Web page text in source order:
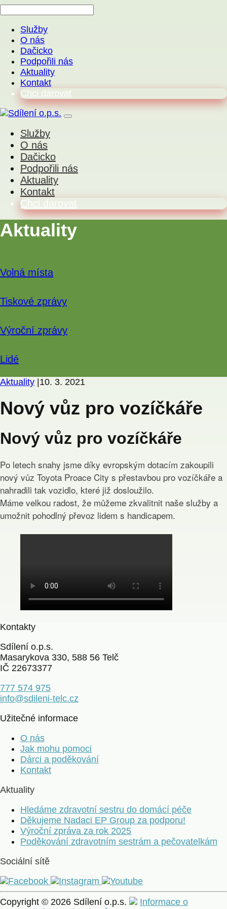
Služby
O nás
Dačicko
Podpořili nás
Aktuality
Kontakt
Chci darovat
Služby
O nás
Dačicko
Podpořili nás
Aktuality
Kontakt
Chci darovat
Aktuality
Volná místa
Tiskové zprávy
Výroční zprávy
Lidé
Aktuality 10. 3. 2021
Nový vůz pro vozíčkáře
Nový vůz pro vozíčkáře
Po letech snahy jsme díky evropským dotacím zakoupili
nový vůz Toyota Proace City s přestavbou pro vozíčkáře a
nahradili tak vozidlo, které již dosloužilo.
Máme velkou radost, že můžeme zkvalitnit naše služby a
umožnit pohodlný převoz lidem s handicapem.
Kontakty
Sdílení o.p.s.
Masarykova 330, 588 56 Telč
IČ 22673377
777 574 975
info@sdileni-telc.cz
Užitečné informace
O nás
Jak mohu pomoci
Dárci a poděkování
Kontakt
Aktuality
Hledáme zdravotní sestru do domácí péče
Děkujeme Nadaci EP Group za podporu!
Výroční zpráva za rok 2025
Poděkování zdravotním sestrám a pečovatelkám
Sociální sítě
Copyright © 2026 Sdílení o.p.s.
Informace o